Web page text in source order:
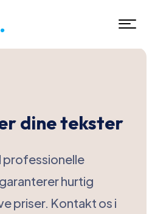
dine tekster
professionelle
hurtig
priser. Kontakt os i